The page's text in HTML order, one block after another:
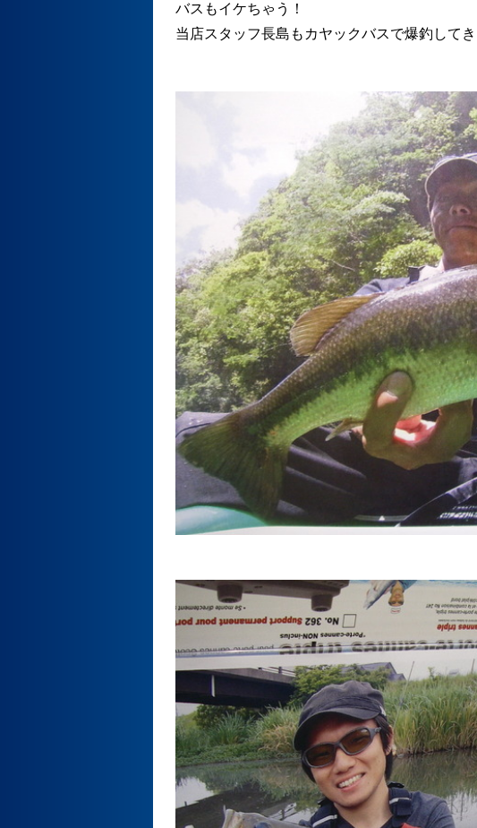
バスもイケちゃう！
当店スタッフ長島もカヤックバスで爆釣してき